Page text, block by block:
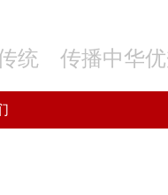
统 传播中华